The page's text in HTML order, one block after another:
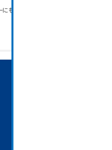
もアクセス可能です